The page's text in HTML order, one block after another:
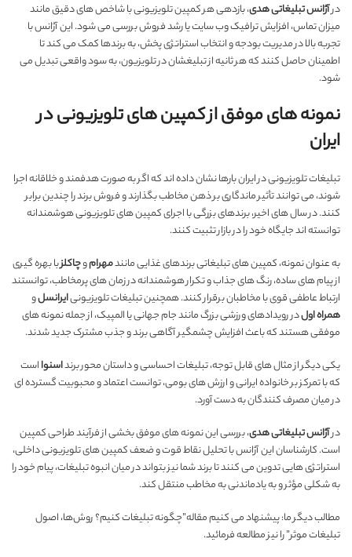
درآژانس تبلیغاتی هدی، بازدهی هر کمپین تلویزیونی با شاخص های دقیق مانند
میزان تماس، افزایش ترافیک وب سایت یا رشد فروش بررسی می شود. این آژانس با
تجربه بالا در مدیریت بودجه و انتخاب استراتژی پخش، به برندها کمک می کند تا
اطمینان حاصل کنند که هر ثانیه از تبلیغشان در تلویزیون، به سود واقعی تبدیل می
شود.
نمونه های موفق از کمپین های تلویزیونی در
ایران
تبلیغات تلویزیونی در ایران بارها نشان داده اند که اگر به صورت هدفمند و خلاقانه اجرا
شوند، می توانند تأثیر ماندگاری بر ذهن مخاطب بگذارند و فروش برند را چندین برابر
کنند. در سال های اخیر، برندهای بزرگی با اجرای کمپین های تلویزیونی هوشمندانه
توانسته اند جایگاه خود را در بازار تثبیت کنند.
به عنوان نمونه، کمپین های تبلیغاتی برندهای غذایی مانندمهراموچاکلزبا بهره گیری
از پیام های ساده، رنگ های جذاب و تکرار هوشمندانه در زمان های پرمخاطب، توانستند
ارتباط عاطفی قوی با مخاطبان برقرار کنند. همچنین تبلیغات تلویزیونیایرانسلو
همراه اولدر رویدادهای ورزشی بزرگ مانند جام جهانی یا المپیک، از جمله نمونه های
موفقی هستند که باعث افزایش چشمگیر آگاهی برند و جذب مشترک جدید شدند.
یکی دیگر از مثال های قابل توجه، تبلیغات احساسی و داستان محور برنداسنوااست
که با تمرکز بر خانواده ایرانی و ارزش های بومی، توانست اعتماد و محبوبیت گسترده ای
در میان مصرف کنندگان به دست آورد.
درآژانس تبلیغاتی هدی، بررسی این نمونه های موفق بخشی از فرآیند طراحی کمپین
است. کارشناسان این آژانس با تحلیل نقاط قوت و ضعف کمپین های تلویزیونی داخلی،
استراتژی هایی تدوین می کنند تا برند شما نیز بتواند در میان انبوه تبلیغات، پیام خود را
به شکلی مؤثر و به یادماندنی به مخاطب منتقل کند.
مطالب دیگر ما: پیشنهاد می کنیم مقاله”چگونه تبلیغات کنیم؟ روش‌ها، اصول
تبلیغات موثر” را نیز مطالعه فرمائید.